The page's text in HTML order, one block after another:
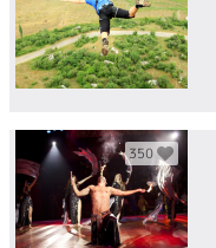
350